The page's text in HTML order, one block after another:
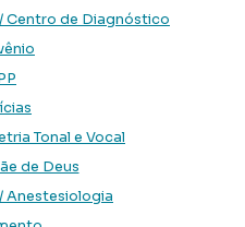
Centro de Diagnóstico
Tonal e Vocal
de Deus
Anestesiologia